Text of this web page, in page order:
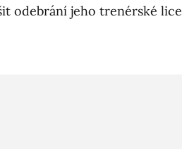
odebrání jeho trenérské